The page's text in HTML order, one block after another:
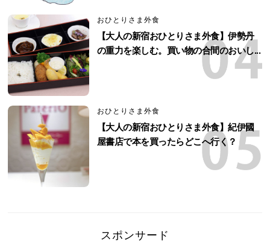
おひとりさま外食
【大人の新宿おひとりさま外食】伊勢丹
の重力を楽しむ。買い物の合間のおいし...
おひとりさま外食
【大人の新宿おひとりさま外食】紀伊國
屋書店で本を買ったらどこへ行く？
スポンサード